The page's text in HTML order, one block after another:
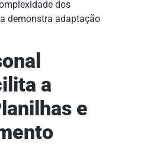
dos
demonstra adaptação
a
e